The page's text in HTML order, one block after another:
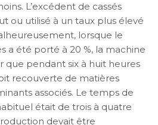
L’excédent de cassés
ou utilisé à un taux plus élevé
lorsque le
a été porté à 20 %, la machine
que pendant six à huit heures
recouverte de matières
associés. Le temps de
était de trois à quatre
devait être